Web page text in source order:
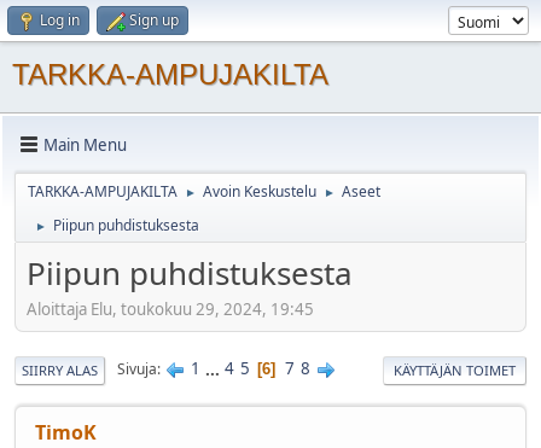
Log in Sign up
TARKKA-AMPUJAKILTA
Main Menu
TARKKA-AMPUJAKILTA ► Avoin Keskustelu ► Aseet
► Piipun puhdistuksesta
Piipun puhdistuksesta
Aloittaja Elu, toukokuu 29, 2024, 19:45
SIIRRY ALAS Sivuja 1 ... 4 5 6 7 8 KÄYTTÄJÄN TOIMET
TimoK